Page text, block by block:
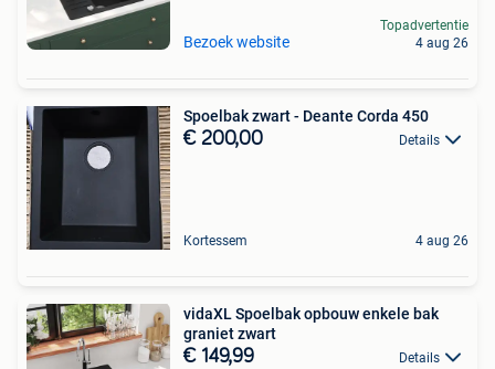
Bezoek website
Topadvertentie
4 aug 26
Spoelbak zwart - Deante Corda 450
€ 200,00 Details
Kortessem 4 aug 26
vidaXL Spoelbak opbouw enkele bak
graniet zwart
€ 149,99 Details